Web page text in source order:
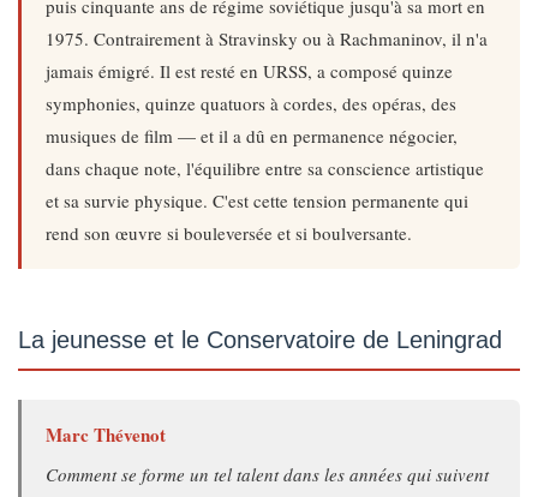
puis cinquante ans de régime soviétique jusqu'à sa mort en
1975. Contrairement à Stravinsky ou à Rachmaninov, il n'a
jamais émigré. Il est resté en URSS, a composé quinze
symphonies, quinze quatuors à cordes, des opéras, des
musiques de film — et il a dû en permanence négocier,
dans chaque note, l'équilibre entre sa conscience artistique
et sa survie physique. C'est cette tension permanente qui
rend son œuvre si bouleversée et si boulversante.
La jeunesse et le Conservatoire de Leningrad
Marc Thévenot
Comment se forme un tel talent dans les années qui suivent